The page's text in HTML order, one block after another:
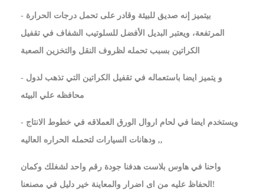
- بيتميز إنه صديق للبيئة وقادر على تحمل درجات الحرارة
المرتفعة، ويعتبر البديل الأفضل للسلوتيب الشفاف في تقفيل
الكراتين بسبب تحمله لظروف النقل والتخزين الصعبة
- و يتميز ايضا باستعماله في تقفيل الكراتين التي تذهب لدول
محافظه علي البيئه
- ويستخدم ايضا في لحام اروال الورق العملاقه في خطوط الانتاج
,, ودهانات السيارات لتحمله الحراره العاليه
واحنا في هاوس بلاست هدفنا جودة رقم واحد لشغلك وكمان
الحفاظ عليه من اى اضرار والمعاينة خير دليل في مصنعنا!